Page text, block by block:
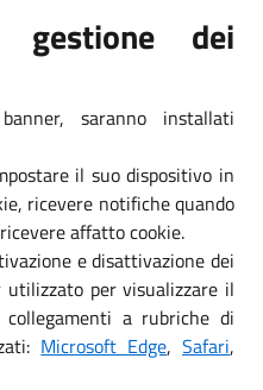
gestione dei
saranno installati
il suo dispositivo in
ricevere notifiche quando
affatto cookie.
e disattivazione dei
utilizzato per visualizzare il
a rubriche di
Microsoft Edge,Safari,